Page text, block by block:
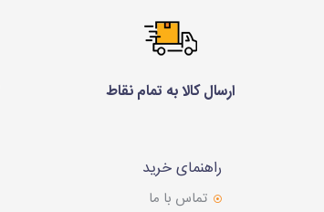
ارسال کالا به تمام نقاط
راهنمای خرید
تماس با ما